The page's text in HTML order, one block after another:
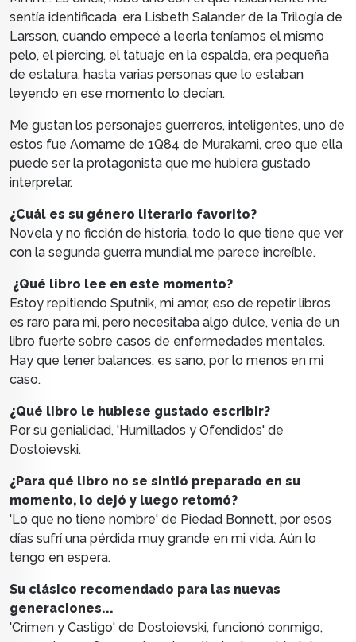
sentía identificada, era Lisbeth Salander de la Trilogía de
Larsson, cuando empecé a leerla teníamos el mismo
pelo, el piercing, el tatuaje en la espalda, era pequeña
de estatura, hasta varias personas que lo estaban
leyendo en ese momento lo decían.
Me gustan los personajes guerreros, inteligentes, uno de
estos fue Aomame de 1Q84 de Murakami, creo que ella
puede ser la protagonista que me hubiera gustado
interpretar.
¿Cuál es su género literario favorito?
Novela y no ficción de historia, todo lo que tiene que ver
con la segunda guerra mundial me parece increíble.
¿Qué libro lee en este momento?
Estoy repitiendo Sputnik, mi amor, eso de repetir libros
es raro para mi, pero necesitaba algo dulce, venia de un
libro fuerte sobre casos de enfermedades mentales.
Hay que tener balances, es sano, por lo menos en mi
caso.
¿Qué libro le hubiese gustado escribir?
Por su genialidad, 'Humillados y Ofendidos' de
Dostoievski.
¿Para qué libro no se sintió preparado en su
momento, lo dejó y luego retomó?
'Lo que no tiene nombre' de Piedad Bonnett, por esos
días sufrí una pérdida muy grande en mi vida. Aún lo
tengo en espera.
Su clásico recomendado para las nuevas
generaciones...
'Crimen y Castigo' de Dostoievski, funcionó conmigo,